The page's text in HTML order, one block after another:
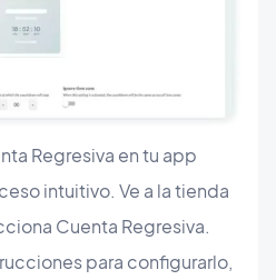
Regresiva en tu app
intuitivo. Ve a la tienda
Cuenta Regresiva.
para configurarlo,